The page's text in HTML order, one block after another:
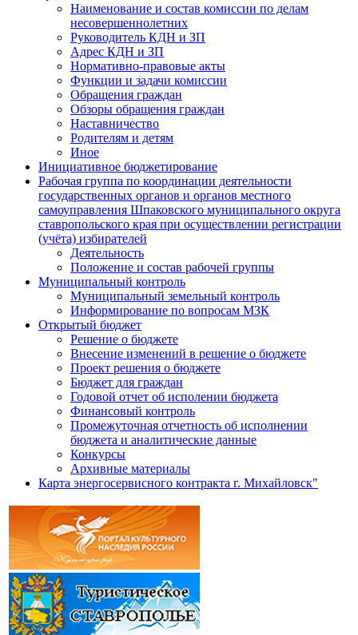
Наименование и состав комиссии по делам
несовершеннолетних
Руководитель КДН и ЗП
Адрес КДН и ЗП
Нормативно-правовые акты
Функции и задачи комиссии
Обращения граждан
Обзоры обращения граждан
Наставничество
Родителям и детям
Иное
Инициативное бюджетирование
Рабочая группа по координации деятельности
государственных органов и органов местного
самоуправления Шпаковского муниципального округа
ставропольского края при осуществлении регистрации
(учёта) избирателей
Деятельность
Положение и состав рабочей группы
Муниципальный контроль
Муниципальный земельный контроль
Информирование по вопросам МЗК
Открытый бюджет
Решение о бюджете
Внесение изменений в решение о бюджете
Проект решения о бюджете
Бюджет для граждан
Годовой отчет об исполении бюджета
Финансовый контроль
Промежуточная отчетность об исполнении
бюджета и аналитические данные
Конкурсы
Архивные материалы
Карта энергосервисного контракта г. Михайловск"